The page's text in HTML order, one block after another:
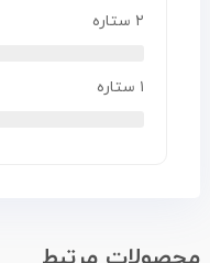
۲ ستاره
۱ ستاره